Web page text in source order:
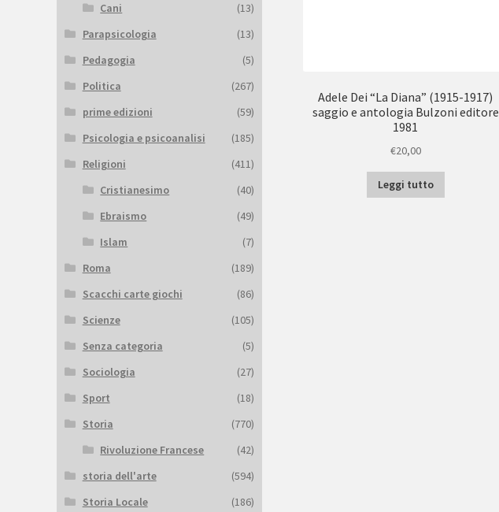
Adele Dei “La Diana” (1915-1917)
saggio e antologia Bulzoni editore
1981
€20,00
Leggi tutto
Cani
(13)
Parapsicologia
(13)
Pedagogia
(5)
Politica
(267)
prime edizioni
(59)
Psicologia e psicoanalisi
(185)
Religioni
(411)
Cristianesimo
(40)
Ebraismo
(49)
Islam
(7)
Roma
(189)
Scacchi carte giochi
(86)
Scienze
(105)
Senza categoria
(5)
Sociologia
(27)
Sport
(18)
Storia
(770)
Rivoluzione Francese
(42)
storia dell'arte
(594)
Storia Locale
(186)